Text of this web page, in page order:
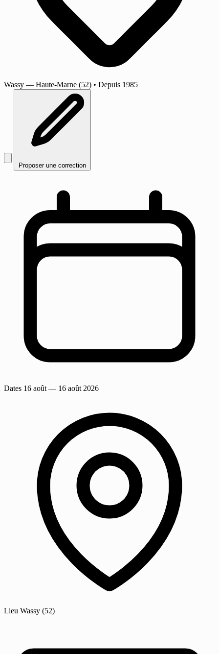
Wassy — Haute-Marne (52) • Depuis 1985
Proposer une correction
Dates 16 août — 16 août 2026
Lieu Wassy (52)